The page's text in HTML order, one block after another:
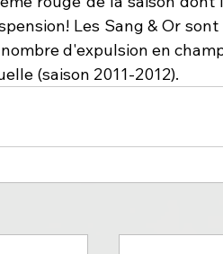
Les Sang & Or
d'expulsion en
(saison 2011-2012).